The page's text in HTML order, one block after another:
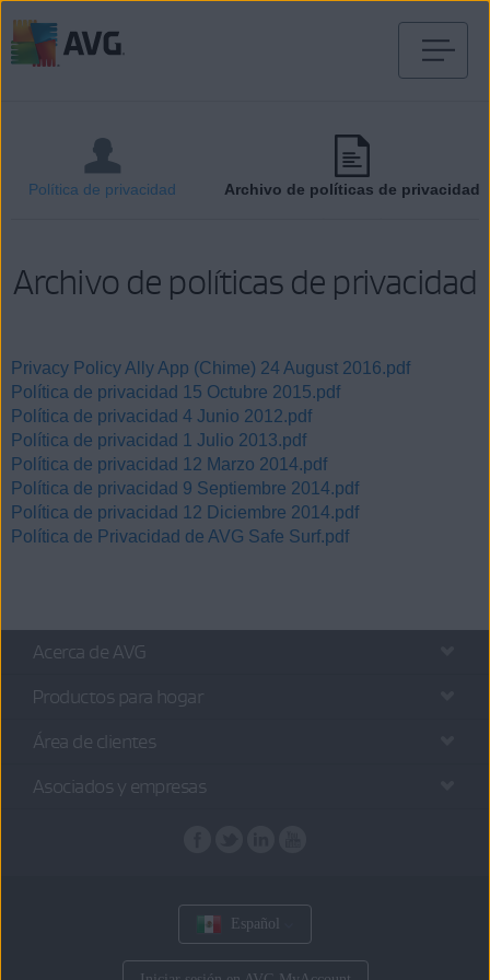
Política de privacidad Archivo de políticas de privacidad
Archivo de políticas de privacidad
Privacy Policy Ally App (Chime) 24 August 2016.pdf
Política de privacidad 15 Octubre 2015.pdf
Política de privacidad 4 Junio 2012.pdf
Política de privacidad 1 Julio 2013.pdf
Política de privacidad 12 Marzo 2014.pdf
Política de privacidad 9 Septiembre 2014.pdf
Política de privacidad 12 Diciembre 2014.pdf
Política de Privacidad de AVG Safe Surf.pdf
Acerca de AVG
Productos para hogar
Área de clientes
Asociados y empresas
Español